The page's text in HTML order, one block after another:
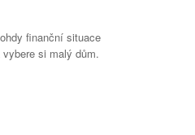
finanční situace
si malý dům.